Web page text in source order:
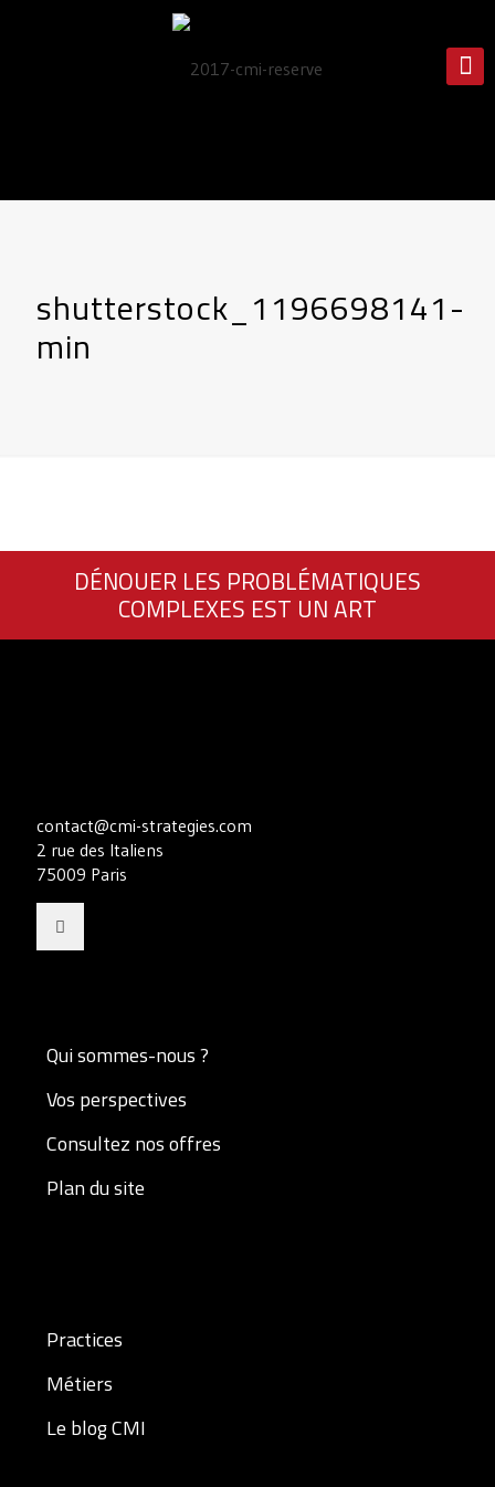
shutterstock_1196698141-
min
DÉNOUER LES PROBLÉMATIQUES
COMPLEXES EST UN ART
contact@cmi-strategies.com
2 rue des Italiens
75009 Paris
Qui sommes-nous ?
Vos perspectives
Consultez nos offres
Plan du site
Practices
Métiers
Le blog CMI